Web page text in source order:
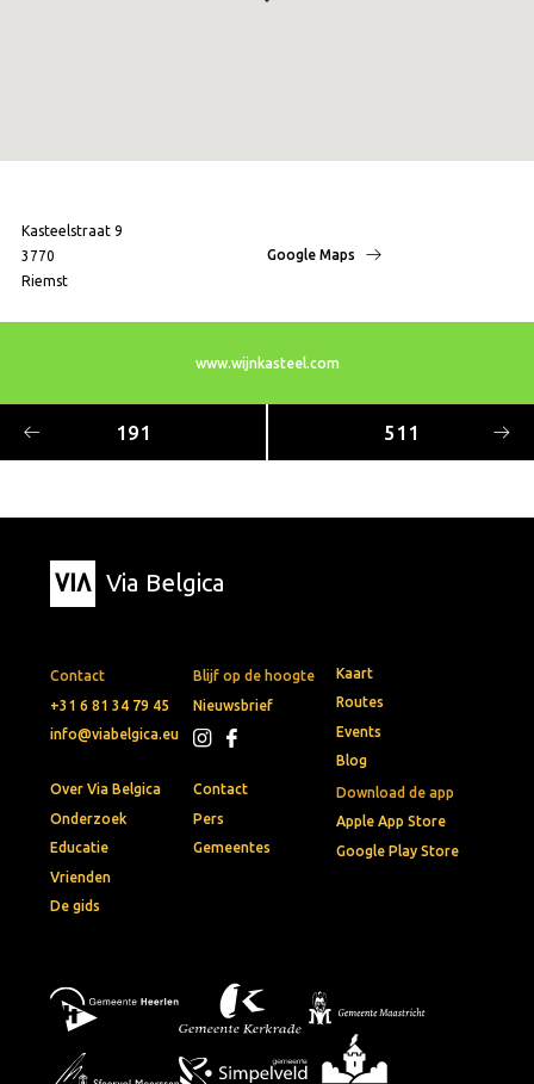
Kasteelstraat 9
3770
Riemst
Google Maps
www.wijnkasteel.com
191 511
Via Belgica
Contact
+31 6 81 34 79 45
info@viabelgica.eu
Blijf op de hoogte
Nieuwsbrief
Download de app
Apple App Store
Google Play Store
Kaart
Routes
Events
Blog
Over Via Belgica
Onderzoek
Educatie
Vrienden
De gids
Contact
Pers
Gemeentes